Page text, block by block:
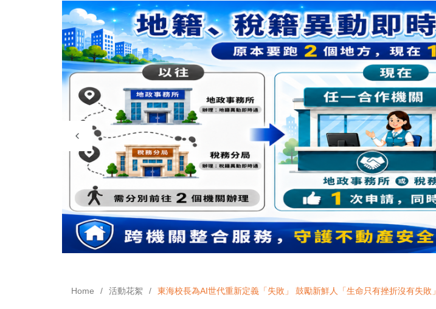
Home 活動花絮 東海校長為AI世代重新定義「失敗」 鼓勵新鮮人「生命只有挫折沒有失敗」